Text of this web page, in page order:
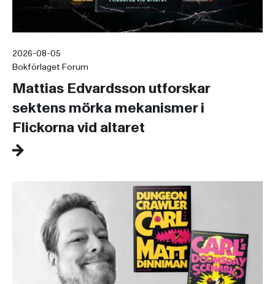
2026-08-05
Bokförlaget Forum
Mattias Edvardsson utforskar
sektens mörka mekanismer i
Flickorna vid altaret